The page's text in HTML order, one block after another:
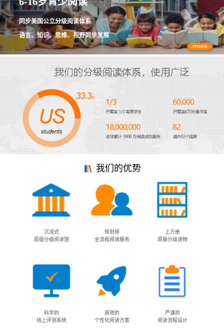
同步美国公立分级阅读体系
语言、知识、思维、视野同步发展
我们的优势
沉浸式
原版分级阅读馆
规划师
全流程阅读服务
上万册
原版分级读物
科学的
线上评测系统
高效的
个性化阅读方案
严谨的
阅读流程设计